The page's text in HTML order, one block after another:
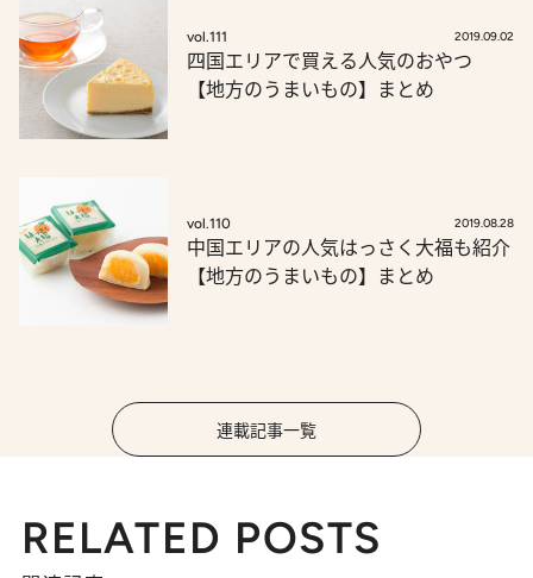
vol.111 2019.09.02
四国エリアで買える人気のおやつ
【地方のうまいもの】まとめ
vol.110 2019.08.28
中国エリアの人気はっさく大福も紹介
【地方のうまいもの】まとめ
連載記事一覧
RELATED POSTS